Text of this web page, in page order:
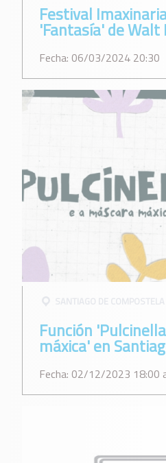
Festival
'Fantasía' de Walt
Fecha: 06/03/2024 20:30
SANTIAGO DE COMPOSTELA
Función
máxica' en
Fecha: 02/12/2023 18:00